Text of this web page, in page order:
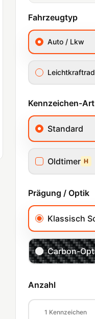
Fahrzeugtyp
Auto / Lkw
Leichtkraftrad
Kennzeichen-Art
Standard
Oldtimer H
Prägung / Optik
Klassisch
Carbon-
Anzahl
1 Kennzeichen